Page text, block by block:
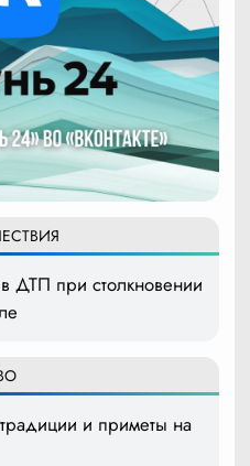
ДТП при столкновении
и приметы на